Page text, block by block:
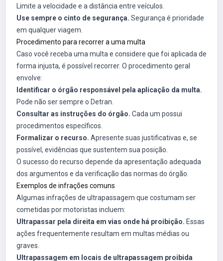
Limite a velocidade e a distância entre veículos.
Use sempre o cinto de segurança. Segurança é prioridade
em qualquer viagem.
Procedimento para recorrer a uma multa
Caso você receba uma multa e considere que foi aplicada de
forma injusta, é possível recorrer. O procedimento geral
envolve:
Identificar o órgão responsável pela aplicação da multa.
Pode não ser sempre o Detran.
Consultar as instruções do órgão. Cada um possui
procedimentos específicos.
Formalizar o recurso. Apresente suas justificativas e, se
possível, evidências que sustentem sua posição.
O sucesso do recurso depende da apresentação adequada
dos argumentos e da verificação das normas do órgão.
Exemplos de infrações comuns
Algumas infrações de ultrapassagem que costumam ser
cometidas por motoristas incluem:
Ultrapassar pela direita em vias onde há proibição. Essas
ações frequentemente resultam em multas médias ou
graves.
Ultrapassagem em locais de ultrapassagem proibida